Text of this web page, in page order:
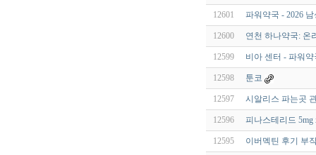
12601 파워약국 - 2026
12600 연천 하나약국: 온
12599 비아 센터 - 파워약
12598 툰코
12597 시알리스 파는곳
12596 피나스테리드
12595 이버멕틴 후기 부